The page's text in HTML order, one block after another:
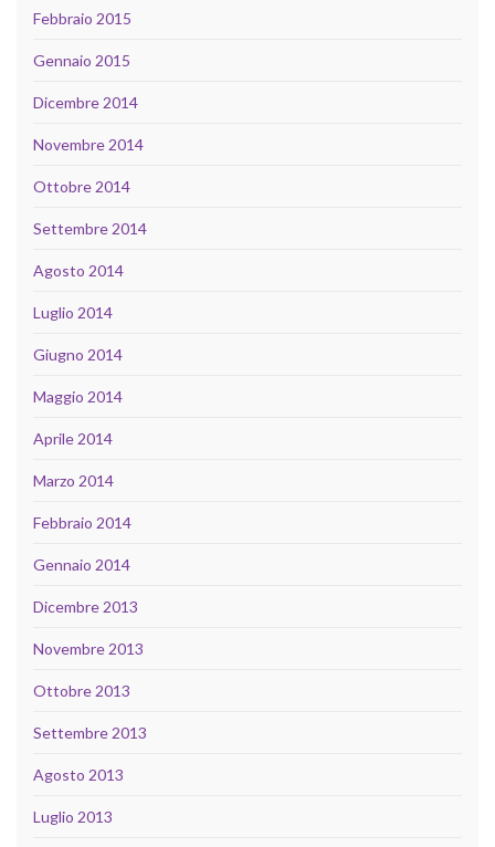
Febbraio 2015
Gennaio 2015
Dicembre 2014
Novembre 2014
Ottobre 2014
Settembre 2014
Agosto 2014
Luglio 2014
Giugno 2014
Maggio 2014
Aprile 2014
Marzo 2014
Febbraio 2014
Gennaio 2014
Dicembre 2013
Novembre 2013
Ottobre 2013
Settembre 2013
Agosto 2013
Luglio 2013